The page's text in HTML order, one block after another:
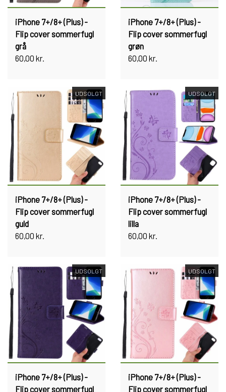
iPhone 7+/8+ (Plus) -
Flip cover sommerfugl
grå
60,00 kr.
iPhone 7+/8+ (Plus) -
Flip cover sommerfugl
grøn
60,00 kr.
UDSOLGT
iPhone 7+/8+ (Plus) -
Flip cover sommerfugl
guld
60,00 kr.
UDSOLGT
iPhone 7+/8+ (Plus) -
Flip cover sommerfugl
lilla
60,00 kr.
UDSOLGT
iPhone 7+/8+ (Plus) -
Flip cover sommerfugl
UDSOLGT
iPhone 7+/8+ (Plus) -
Flip cover sommerfugl